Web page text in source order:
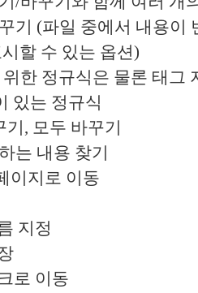
기 (파일 중에서 내용이
할 수 있는 옵션)
한 정규식은 물론 태그
있는 정규식
, 모두 바꾸기
는 내용 찾기
이지로 이동
지정
로 이동